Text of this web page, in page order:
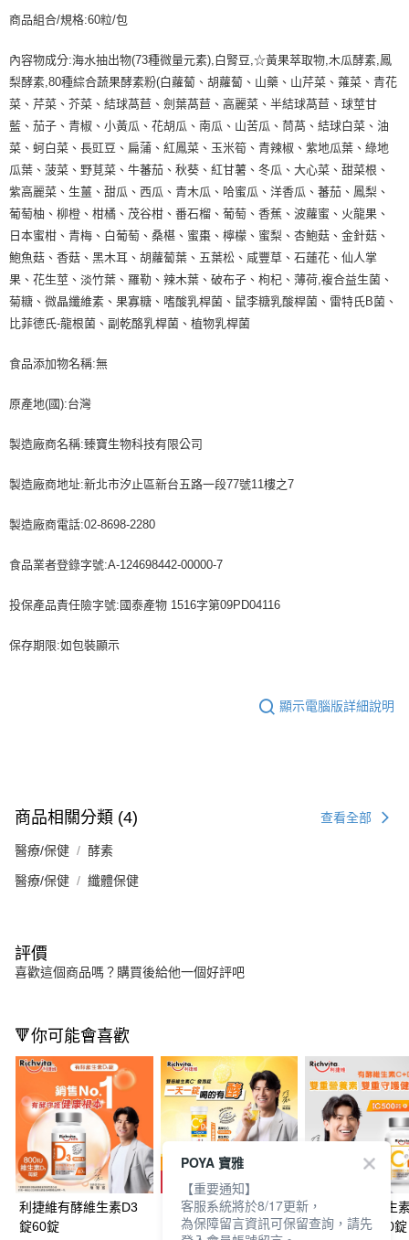
商品組合/規格:60粒/包
內容物成分:海水抽出物(73種微量元素),白腎豆,☆黃果萃取物,木瓜酵素,鳳
梨酵素,80種綜合蔬果酵素粉(白蘿蔔、胡蘿蔔、山藥、山芹菜、蕹菜、青花
菜、芹菜、芥菜、結球萵苣、劍葉萵苣、高麗菜、半結球萵苣、球莖甘
藍、茄子、青椒、小黃瓜、花胡瓜、南瓜、山苦瓜、茼萵、結球白菜、油
菜、蚵白菜、長豇豆、扁蒲、紅鳳菜、玉米筍、青辣椒、紫地瓜葉、綠地
瓜葉、菠菜、野莧菜、牛蕃茄、秋葵、紅甘薯、冬瓜、大心菜、甜菜根、
紫高麗菜、生薑、甜瓜、西瓜、青木瓜、哈蜜瓜、洋香瓜、蕃茄、鳳梨、
葡萄柚、柳橙、柑橘、茂谷柑、番石榴、葡萄、香蕉、波蘿蜜、火龍果、
日本蜜柑、青梅、白葡萄、桑椹、蜜棗、檸檬、蜜梨、杏鮑菇、金針菇、
鮑魚菇、香菇、黑木耳、胡蘿蔔葉、五葉松、咸豐草、石蓮花、仙人掌
果、花生莖、淡竹葉、羅勒、辣木葉、破布子、枸杞、薄荷,複合益生菌、
菊糖、微晶纖維素、果寡糖、嗜酸乳桿菌、鼠李糖乳酸桿菌、雷特氏B菌、
比菲德氏-龍根菌、副乾酪乳桿菌、植物乳桿菌
食品添加物名稱:無
原產地(國):台灣
製造廠商名稱:臻寶生物科技有限公司
製造廠商地址:新北市汐止區新台五路一段77號11樓之7
製造廠商電話:02-8698-2280
食品業者登錄字號:A-124698442-00000-7
投保產品責任險字號:國泰產物 1516字第09PD04116
保存期限:如包裝顯示
顯示電腦版詳細說明
商品相關分類 (4) 查看全部
醫療/保健 酵素
醫療/保健 纖體保健
評價
喜歡這個商品嗎？購買後給他一個好評吧
🔻你可能會喜歡
利捷維有酵維生素D3
錠60錠
利捷維有酵維生素
C+D3+鋅發泡錠10錠
利捷維有酵維生
C+D3口嚼錠60錠
POYA 寶雅
【重要通知】
客服系統將於8/17更新，
為保障留言資訊可保留查詢，請先